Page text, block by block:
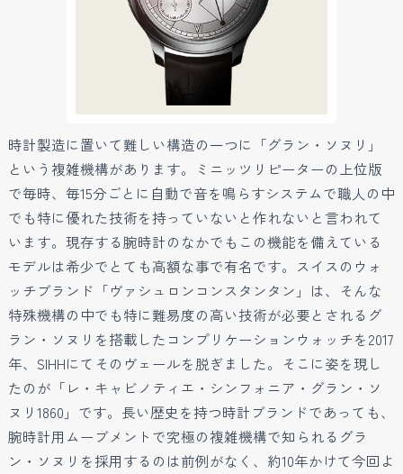
時計製造に置いて難しい構造の一つに「グラン・ソヌリ」
という複雑機構があります。ミニッツリピーターの上位版
で毎時、毎15分ごとに自動で音を鳴らすシステムで職人の中
でも特に優れた技術を持っていないと作れないと言われて
います。現存する腕時計のなかでもこの機能を備えている
モデルは希少でとても高額な事で有名です。スイスのウォ
ッチブランド「ヴァシュロンコンスタンタン」は、そんな
特殊機構の中でも特に難易度の高い技術が必要とされるグ
ラン・ソヌリを搭載したコンプリケーションウォッチを2017
年、SIHHにてそのヴェールを脱ぎました。そこに姿を現し
たのが「レ・キャビノティエ・シンフォニア・グラン・ソ
ヌリ1860」です。長い歴史を持つ時計ブランドであっても、
腕時計用ムーブメントで究極の複雑機構で知られるグラ
ン・ソヌリを採用するのは前例がなく、約10年かけて今回よ